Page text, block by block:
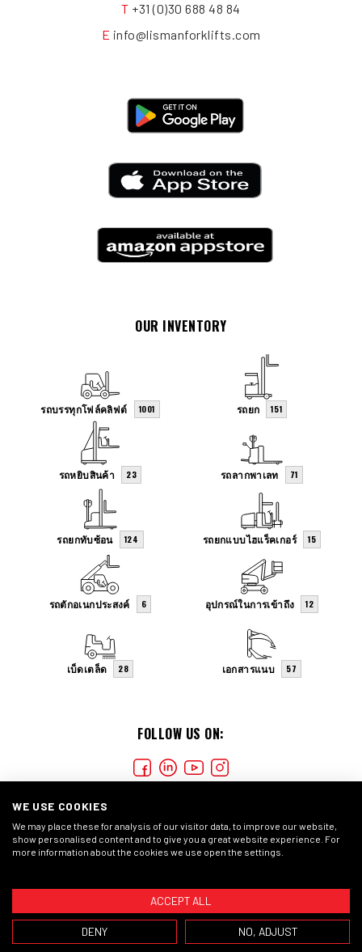
T +31 (0)30 688 48 84
E info@lismanforklifts.com
FOLLOW US ON:
OUR INVENTORY
รถบรรทุกโฟล์คลิฟต์ 1001 รถยก 151
รถหยิบสินค้า 23 รถลากพาเลท 71
รถยกทับซ้อน 124 รถยกแบบไฮแร็คเกอร์ 15
รถตักอเนกประสงค์ 6 อุปกรณ์ในการเข้าถึง 12
เบ็ดเตล็ด 28 เอกสารแนบ 57
COOKIES PRIVACY STATEMENT GENERAL CONDITIONS
© 2026 COPYRIGHT LISMAN FORKLIFTS
WE USE COOKIES
We may place these for analysis of our visitor data, to improve our website,
show personalised content and to give you a great website experience. For
more information about the cookies we use open the settings.
ACCEPT ALL
DENY NO, ADJUST